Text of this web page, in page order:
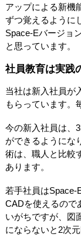
アップによる新機
ずつ覚えるように
Space-Eバージョ
と思っています。
社員教育は実践
当社は新入社員が
もらっています。
今の新入社員は、
ができるようにな
術は、職人と比較
あります。
若手社員はSpace-
CADを使えるので
いがちですが、図
にならないと2次